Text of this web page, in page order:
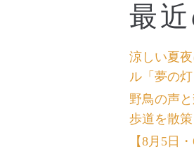
最
涼しい夏
ル「夢の
野鳥の声
歩道を散策
【8月5日